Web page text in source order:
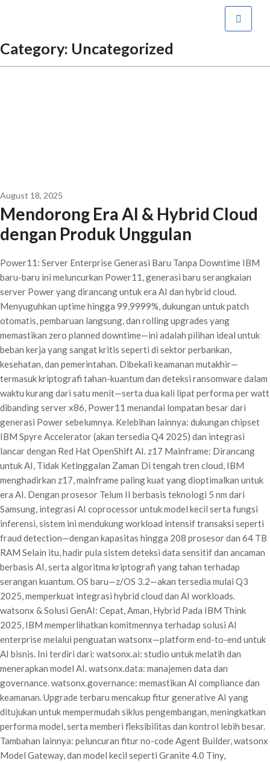
Category: Uncategorized
August 18, 2025
Mendorong Era AI & Hybrid Cloud
dengan Produk Unggulan
Power11: Server Enterprise Generasi Baru Tanpa Downtime IBM
baru-baru ini meluncurkan Power11, generasi baru serangkaian
server Power yang dirancang untuk era AI dan hybrid cloud.
Menyuguhkan uptime hingga 99,9999%, dukungan untuk patch
otomatis, pembaruan langsung, dan rolling upgrades yang
memastikan zero planned downtime—ini adalah pilihan ideal untuk
beban kerja yang sangat kritis seperti di sektor perbankan,
kesehatan, dan pemerintahan. Dibekali keamanan mutakhir—
termasuk kriptografi tahan-kuantum dan deteksi ransomware dalam
waktu kurang dari satu menit—serta dua kali lipat performa per watt
dibanding server x86, Power11 menandai lompatan besar dari
generasi Power sebelumnya. Kelebihan lainnya: dukungan chipset
IBM Spyre Accelerator (akan tersedia Q4 2025) dan integrasi
lancar dengan Red Hat OpenShift AI. z17 Mainframe: Dirancang
untuk AI, Tidak Ketinggalan Zaman Di tengah tren cloud, IBM
menghadirkan z17, mainframe paling kuat yang dioptimalkan untuk
era AI. Dengan prosesor Telum II berbasis teknologi 5 nm dari
Samsung, integrasi AI coprocessor untuk model kecil serta fungsi
inferensi, sistem ini mendukung workload intensif transaksi seperti
fraud detection—dengan kapasitas hingga 208 prosesor dan 64 TB
RAM Selain itu, hadir pula sistem deteksi data sensitif dan ancaman
berbasis AI, serta algoritma kriptografi yang tahan terhadap
serangan kuantum. OS baru—z/OS 3.2—akan tersedia mulai Q3
2025, memperkuat integrasi hybrid cloud dan AI workloads.
watsonx & Solusi GenAI: Cepat, Aman, Hybrid Pada IBM Think
2025, IBM memperlihatkan komitmennya terhadap solusi AI
enterprise melalui penguatan watsonx—platform end-to-end untuk
AI bisnis. Ini terdiri dari: watsonx.ai: studio untuk melatih dan
menerapkan model AI. watsonx.data: manajemen data dan
governance. watsonx.governance: memastikan AI compliance dan
keamanan. Upgrade terbaru mencakup fitur generative AI yang
ditujukan untuk mempermudah siklus pengembangan, meningkatkan
performa model, serta memberi fleksibilitas dan kontrol lebih besar.
Tambahan lainnya: peluncuran fitur no-code Agent Builder, watsonx
Model Gateway, dan model kecil seperti Granite 4.0 Tiny,